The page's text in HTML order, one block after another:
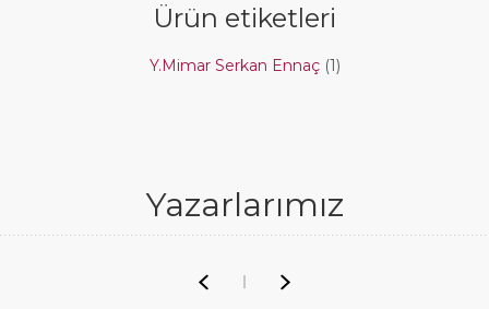
Ürün etiketleri
Y.Mimar Serkan Ennaç (1)
Yazarlarımız